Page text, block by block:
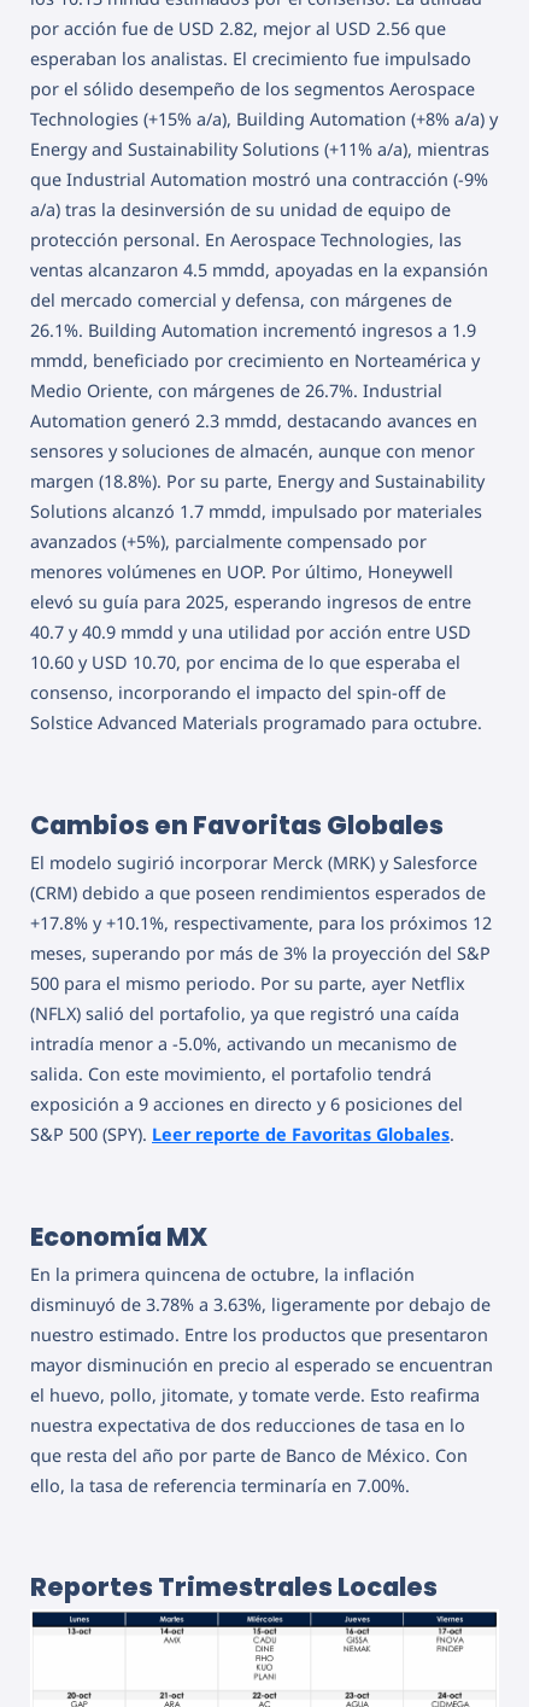
por acción fue de USD 2.82, mejor al USD 2.56 que
esperaban los analistas. El crecimiento fue impulsado
por el sólido desempeño de los segmentos Aerospace
Technologies (+15% a/a), Building Automation (+8% a/a) y
Energy and Sustainability Solutions (+11% a/a), mientras
que Industrial Automation mostró una contracción (-9%
a/a) tras la desinversión de su unidad de equipo de
protección personal. En Aerospace Technologies, las
ventas alcanzaron 4.5 mmdd, apoyadas en la expansión
del mercado comercial y defensa, con márgenes de
26.1%. Building Automation incrementó ingresos a 1.9
mmdd, beneficiado por crecimiento en Norteamérica y
Medio Oriente, con márgenes de 26.7%. Industrial
Automation generó 2.3 mmdd, destacando avances en
sensores y soluciones de almacén, aunque con menor
margen (18.8%). Por su parte, Energy and Sustainability
Solutions alcanzó 1.7 mmdd, impulsado por materiales
avanzados (+5%), parcialmente compensado por
menores volúmenes en UOP. Por último, Honeywell
elevó su guía para 2025, esperando ingresos de entre
40.7 y 40.9 mmdd y una utilidad por acción entre USD
10.60 y USD 10.70, por encima de lo que esperaba el
consenso, incorporando el impacto del spin-off de
Solstice Advanced Materials programado para octubre.
Cambios en Favoritas Globales
El modelo sugirió incorporar Merck (MRK) y Salesforce
(CRM) debido a que poseen rendimientos esperados de
+17.8% y +10.1%, respectivamente, para los próximos 12
meses, superando por más de 3% la proyección del S&P
500 para el mismo periodo. Por su parte, ayer Netflix
(NFLX) salió del portafolio, ya que registró una caída
intradía menor a -5.0%, activando un mecanismo de
salida. Con este movimiento, el portafolio tendrá
exposición a 9 acciones en directo y 6 posiciones del
S&P 500 (SPY). Leer reporte de Favoritas Globales.
Economía MX
En la primera quincena de octubre, la inflación
disminuyó de 3.78% a 3.63%, ligeramente por debajo de
nuestro estimado. Entre los productos que presentaron
mayor disminución en precio al esperado se encuentran
el huevo, pollo, jitomate, y tomate verde. Esto reafirma
nuestra expectativa de dos reducciones de tasa en lo
que resta del año por parte de Banco de México. Con
ello, la tasa de referencia terminaría en 7.00%.
Reportes Trimestrales Locales